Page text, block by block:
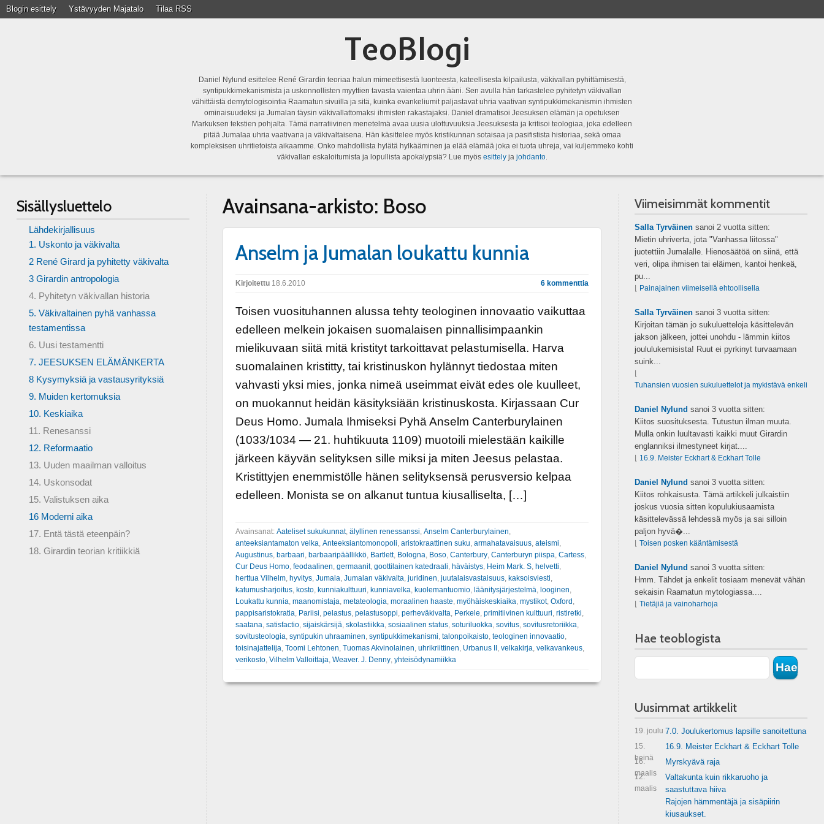
Blogin esittely Ystävyyden Majatalo Tilaa RSS
TeoBlogi
Daniel Nylund esittelee René Girardin teoriaa halun mimeettisestä luonteesta, kateellisesta kilpailusta, väkivallan pyhittämisestä,
syntipukkimekanismista ja uskonnollisten myyttien tavasta vaientaa uhrin ääni. Sen avulla hän tarkastelee pyhitetyn väkivallan
vähittäistä demytologisointia Raamatun sivuilla ja sitä, kuinka evankeliumit paljastavat uhria vaativan syntipukkimekanismin ihmisten
ominaisuudeksi ja Jumalan täysin väkivallattomaksi ihmisten rakastajaksi. Daniel dramatisoi Jeesuksen elämän ja opetuksen
Markuksen tekstien pohjalta. Tämä narratiivinen menetelmä avaa uusia ulottuvuuksia Jeesuksesta ja kritisoi teologiaa, joka edelleen
pitää Jumalaa uhria vaativana ja väkivaltaisena. Hän käsittelee myös kristikunnan sotaisaa ja pasifistista historiaa, sekä omaa
kompleksisen uhritietoista aikaamme. Onko mahdollista hylätä hylkääminen ja elää elämää joka ei tuota uhreja, vai kuljemmeko kohti
väkivallan eskaloitumista ja lopullista apokalypsiä? Lue myös esittelyja johdanto.
Avainsana-arkisto: Boso
Anselm ja Jumalan loukattu kunnia
Kirjoitettu18.6.2010 6 kommenttia
Toisen vuosituhannen alussa tehty teologinen innovaatio vaikuttaa
edelleen melkein jokaisen suomalaisen pinnallisimpaankin
mielikuvaan siitä mitä kristityt tarkoittavat pelastumisella. Harva
suomalainen kristitty, tai kristinuskon hylännyt tiedostaa miten
vahvasti yksi mies, jonka nimeä useimmat eivät edes ole kuulleet,
on muokannut heidän käsityksiään kristinuskosta. Kirjassaan Cur
Deus Homo. Jumala Ihmiseksi Pyhä Anselm Canterburylainen
(1033/1034 — 21. huhtikuuta 1109) muotoili mielestään kaikille
järkeen käyvän selityksen sille miksi ja miten Jeesus pelastaa.
Kristittyjen enemmistölle hänen selityksensä perusversio kelpaa
edelleen. Monista se on alkanut tuntua kiusalliselta, […]
Avainsanat: Aateliset sukukunnat, älyllinen renessanssi Anselm Canterburylainen
anteeksiantamaton velka Anteeksiantomonopoli aristokraattinen suku armahatavaisuus, ateismi
Augustinus, barbaari barbaaripäällikkö, Bartlett, Bologna Boso, Canterbury, Canterburyn piispa Cartess,
Cur Deus Homo, feodaalinen germaanit, goottilainen katedraali häväistys, Heim Mark. S, helvetti
herttua Vilhelm, hyvitys, Jumala Jumalan väkivalta juridinen juutalaisvastaisuus, kaksoisviesti
katumusharjoitus, kosto, kunniakulttuuri kunniavelka kuolemantuomio, läänitysjärjestelmä looginen
Loukattu kunnia maanomistaja metateologia moraalinen haaste myöhäiskeskiaika mystikot, Oxford
pappisaristokratia Pariisi pelastus, pelastusoppi perheväkivalta Perkele primitiivinen kulttuuri ristiretki
saatana satisfactio, sijaiskärsijä skolastiikka sosiaalinen status, soturiluokka sovitus, sovitusretoriikka
sovitusteologia syntipukin uhraaminen syntipukkimekanismi talonpoikaisto, teologinen innovaatio,
toisinajattelija Toomi Lehtonen Tuomas Akvinolainen uhrikriittinen Urbanus II, velkakirja velkavankeus,
verikosto, Vilhelm Valloittaja Weaver. J. Denny, yhteisödynamiikka
Sisällysluettelo
Lähdekirjallisuus
1. Uskonto ja väkivalta
2 René Girard ja pyhitetty väkivalta
3 Girardin antropologia
4. Pyhitetyn väkivallan historia
5. Väkivaltainen pyhä vanhassa
testamentissa
6. Uusi testamentti
7. JEESUKSEN ELÄMÄNKERTA
8 Kysymyksiä ja vastausyrityksiä
9. Muiden kertomuksia
10. Keskiaika
11. Renesanssi
12. Reformaatio
13. Uuden maailman valloitus
14. Uskonsodat
15. Valistuksen aika
16 Moderni aika
17. Entä tästä eteenpäin?
18. Girardin teorian kritiikkiä
Viimeisimmät kommentit
Salla Tyrväinensanoi 2 vuotta sitten:
Mietin uhriverta, jota "Vanhassa liitossa"
juotettiin Jumalalle. Hienosäätöä on siinä, että
veri, olipa ihmisen tai eläimen, kantoi henkeä,
pu...
Painajainen viimeisellä ehtoollisella
Salla Tyrväinensanoi 3 vuotta sitten:
Kirjoitan tämän jo sukuluetteloja käsittelevän
jakson jälkeen, jottei unohdu - lämmin kiitos
joululukemisista! Ruut ei pyrkinyt turvaamaan
suink...
Tuhansien vuosien sukuluettelot ja mykistävä enkeli
Daniel Nylund sanoi 3 vuotta sitten:
Kiitos suosituksesta. Tutustun ilman muuta.
Mulla onkin luultavasti kaikki muut Girardin
englanniksi ilmestyneet kirjat....
16.9. Meister Eckhart & Eckhart Tolle
Daniel Nylund sanoi 3 vuotta sitten:
Kiitos rohkaisusta. Tämä artikkeli julkaistiin
joskus vuosia sitten kopulukiusaamista
käsittelevässä lehdessä myös ja sai silloin
paljon hyvä�...
Toisen posken kääntämisestä
Daniel Nylund sanoi 3 vuotta sitten:
Hmm. Tähdet ja enkelit tosiaam menevät vähän
sekaisin Raamatun mytologiassa....
Tietäjiä ja vainoharhoja
Hae teoblogista
Uusimmat artikkelit
19. joulu 7.0. Joulukertomus lapsille sanoitettuna
15.
heinä
16.9. Meister Eckhart & Eckhart Tolle
16.
maalis
Myrskyävä raja
12.
maalis
Valtakunta kuin rikkaruoho ja
saastuttava hiiva
Rajojen hämmentäjä ja sisäpiirin
kiusaukset.